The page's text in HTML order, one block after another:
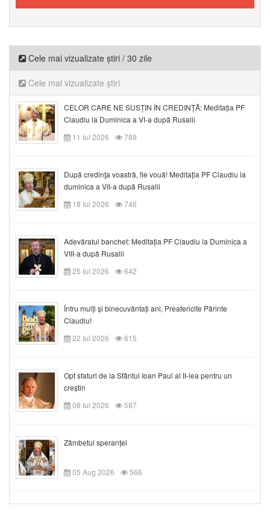
Cele mai vizualizate știri / 30 zile
Cele mai vizualizate știri
CELOR CARE NE SUSȚIN ÎN CREDINȚĂ: Meditația PF
Claudiu la Duminica a VI-a după Rusalii
11 Iul 2026
789
După credinţa voastră, fie vouă! Meditația PF Claudiu la
duminica a VII-a după Rusalii
18 Iul 2026
746
Adevăratul banchet: Meditația PF Claudiu la Duminica a
VIII-a după Rusalii
25 Iul 2026
642
Întru mulți și binecuvântați ani, Preafericite Părinte
Claudiu!
22 Iul 2026
615
Opt sfaturi de la Sfântul Ioan Paul al II-lea pentru un
creștin
08 Iul 2026
587
Zâmbetul speranței
05 Aug 2026 566